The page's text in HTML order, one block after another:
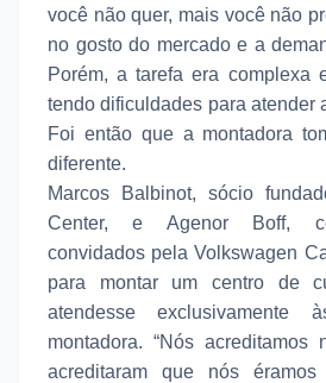
você não quer, mais você não
no gosto do mercado e a
Porém, a tarefa era complexa
tendo dificuldades para atender
Foi então que a montadora
diferente.
Marcos Balbinot, sócio
Center, e Agenor Boff,
convidados pela Volkswagen
para montar um centro de
atendesse exclusivamente
montadora. “Nós
acreditaram que nós